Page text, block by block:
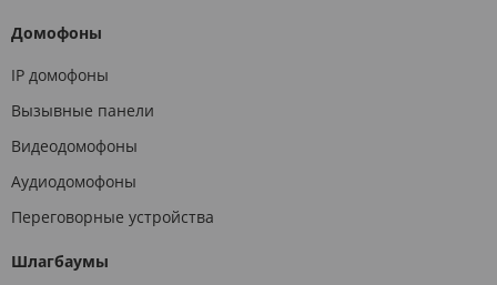
Домофоны
IP домофоны
Вызывные панели
Видеодомофоны
Аудиодомофоны
Переговорные устройства
Шлагбаумы